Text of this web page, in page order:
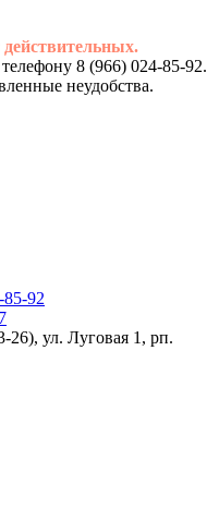
8 (966) 024-85-92.
неудобства.
92
ул. Луговая 1, рп.